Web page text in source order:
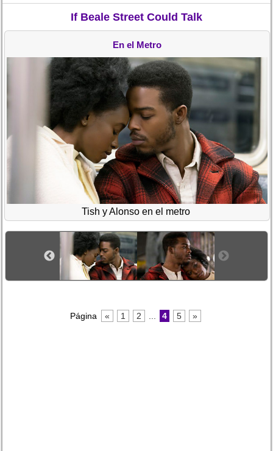
If Beale Street Could Talk
En el Metro
Tish y Alonso en el metro
Página « 1 2 4 5 »